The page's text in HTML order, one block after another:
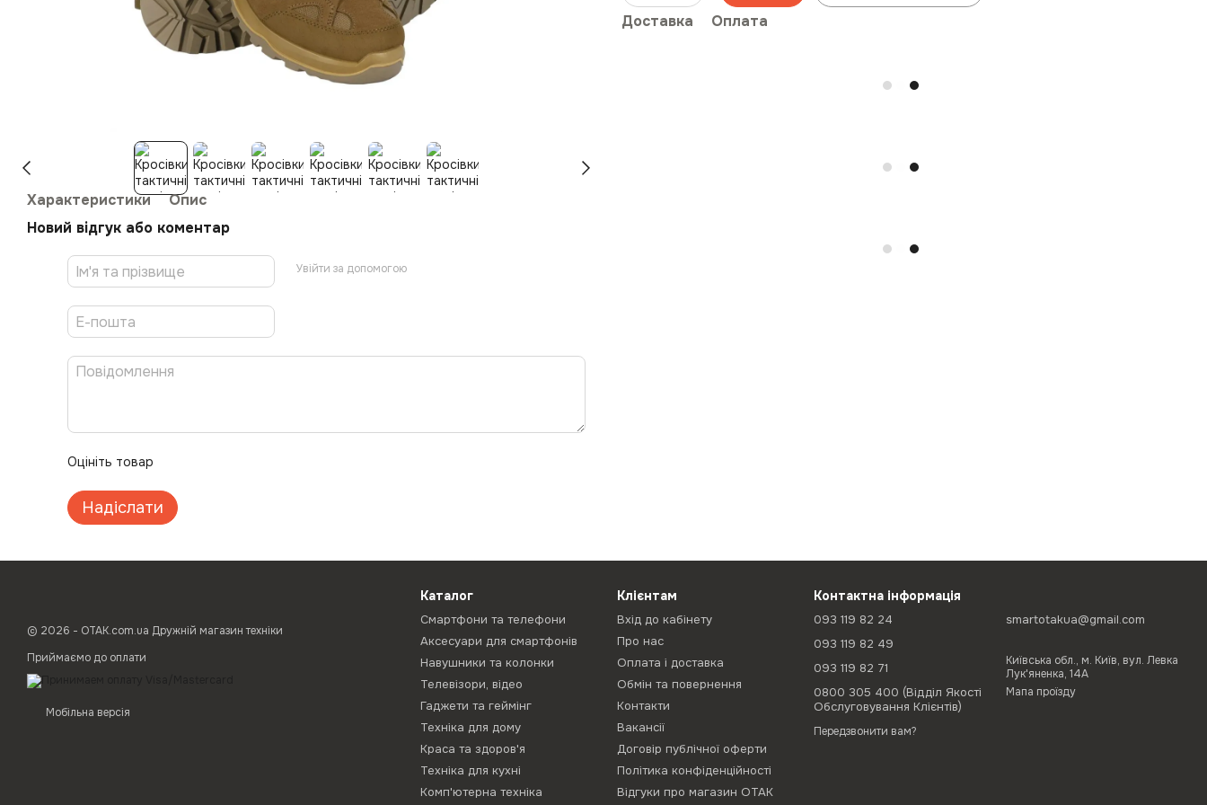
Характеристики
Опис
Новий відгук або коментар
Увійти за допомогою
Оцініть товар
Надіслати
Доставка Оплата
© 2026 - ОТАК.com.ua Дружній магазин техніки
Приймаємо до оплати
Мобільна версія
Каталог
Смартфони та телефони
Аксесуари для смартфонів
Навушники та колонки
Телевізори, відео
Гаджети та геймінг
Техніка для дому
Краса та здоров'я
Техніка для кухні
Комп'ютерна техніка
Клієнтам
Вхід до кабінету
Про нас
Оплата і доставка
Обмін та повернення
Контакти
Вакансії
Договір публічної оферти
Політика конфіденційності
Відгуки про магазин ОТАК
Контактна інформація
093 119 82 24
093 119 82 49
093 119 82 71
0800 305 400 (Відділ Якості
Обслуговування Клієнтів)
Передзвонити вам?
smartotakua@gmail.com
Київська обл., м. Київ, вул. Левка
Лук'яненка, 14А
Мапа проїзду